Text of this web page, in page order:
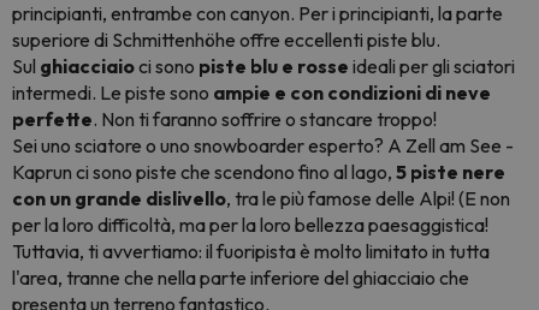
principianti, entrambe con canyon. Per i principianti, la parte
superiore di Schmittenhöhe offre eccellenti piste blu.
Sul ghiacciaioci sono piste blu e rosse ideali per gli sciatori
intermedi. Le piste sono ampie e con condizioni di neve
perfette. Non ti faranno soffrire o stancare troppo!
Sei uno sciatore o uno snowboarder esperto? A Zell am See -
Kaprun ci sono piste che scendono fino al lago, 5 piste nere
con un grande dislivello, tra le più famose delle Alpi! (E non
per la loro difficoltà, ma per la loro bellezza paesaggistica!
Tuttavia, ti avvertiamo: il fuoripista è molto limitato in tutta
l'area, tranne che nella parte inferiore del ghiacciaio che
presenta un terreno fantastico.